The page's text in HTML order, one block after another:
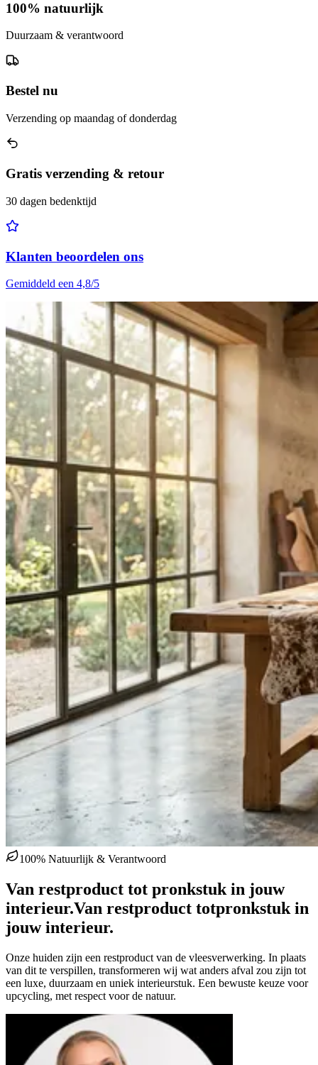
100% natuurlijk
Duurzaam & verantwoord
Bestel nu
Verzending op maandag of donderdag
Gratis verzending & retour
30 dagen bedenktijd
Klanten beoordelen ons
Gemiddeld een 4,8/5
100% Natuurlijk & Verantwoord
Van restproduct tot pronkstuk in jouw
interieur.Van restproduct totpronkstuk in
jouw interieur.
Onze huiden zijn een restproduct van de vleesverwerking. In plaats
van dit te verspillen, transformeren wij wat anders afval zou zijn tot
een luxe, duurzaam en uniek interieurstuk. Een bewuste keuze voor
upcycling, met respect voor de natuur.